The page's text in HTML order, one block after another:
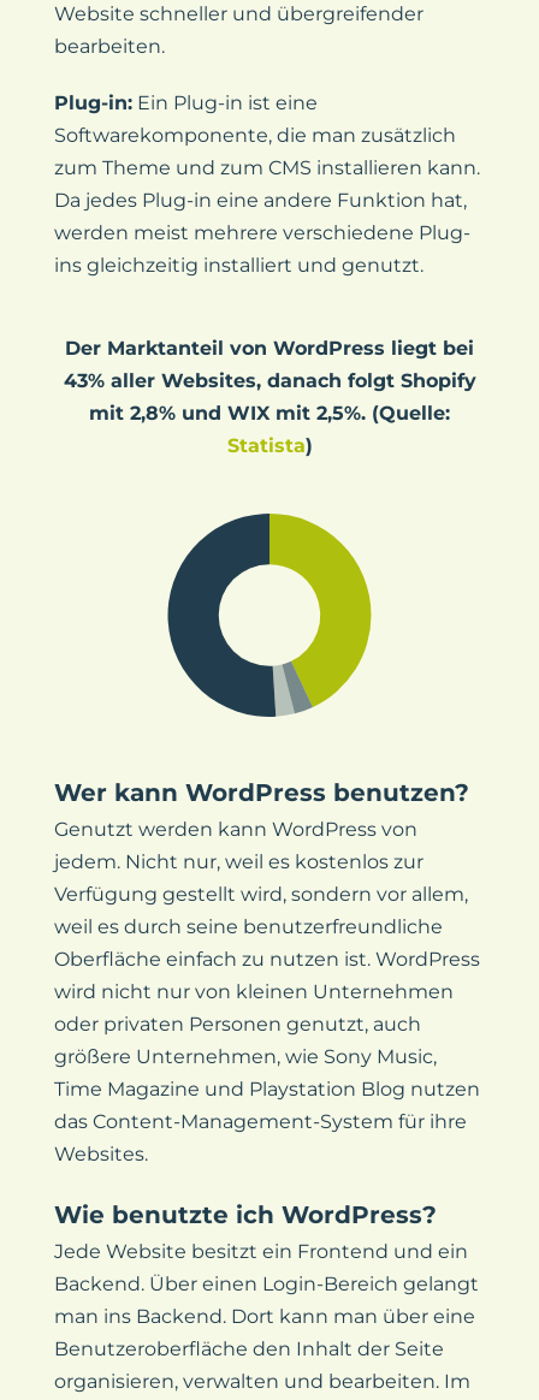
Website schneller und übergreifender
bearbeiten.
Plug-in:Ein Plug-in ist eine
Softwarekomponente, die man zusätzlich
zum Theme und zum CMS installieren kann.
Da jedes Plug-in eine andere Funktion hat,
werden meist mehrere verschiedene Plug-
ins gleichzeitig installiert und genutzt.
Der Marktanteil von WordPress liegt bei
43% aller Websites, danach folgt Shopify
mit 2,8% und WIX mit 2,5%. (Quelle:
Statista)
Wer kann WordPress benutzen?
Genutzt werden kann WordPress von
jedem. Nicht nur, weil es kostenlos zur
Verfügung gestellt wird, sondern vor allem,
weil es durch seine benutzerfreundliche
Oberfläche einfach zu nutzen ist. WordPress
wird nicht nur von kleinen Unternehmen
oder privaten Personen genutzt, auch
größere Unternehmen, wie Sony Music,
Time Magazine und Playstation Blog nutzen
das Content-Management-System für ihre
Websites.
Wie benutzte ich WordPress?
Jede Website besitzt ein Frontend und ein
Backend. Über einen Login-Bereich gelangt
man ins Backend. Dort kann man über eine
Benutzeroberfläche den Inhalt der Seite
organisieren, verwalten und bearbeiten. Im